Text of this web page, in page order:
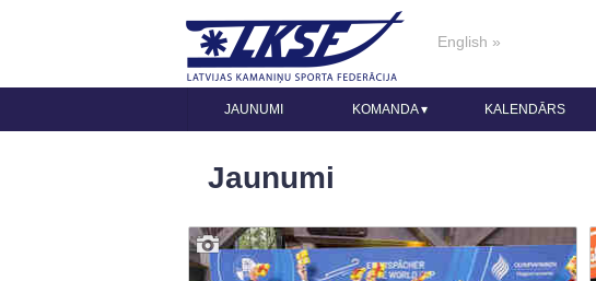
English »
JAUNUMI KOMANDA▾ KALENDĀRS
Jaunumi